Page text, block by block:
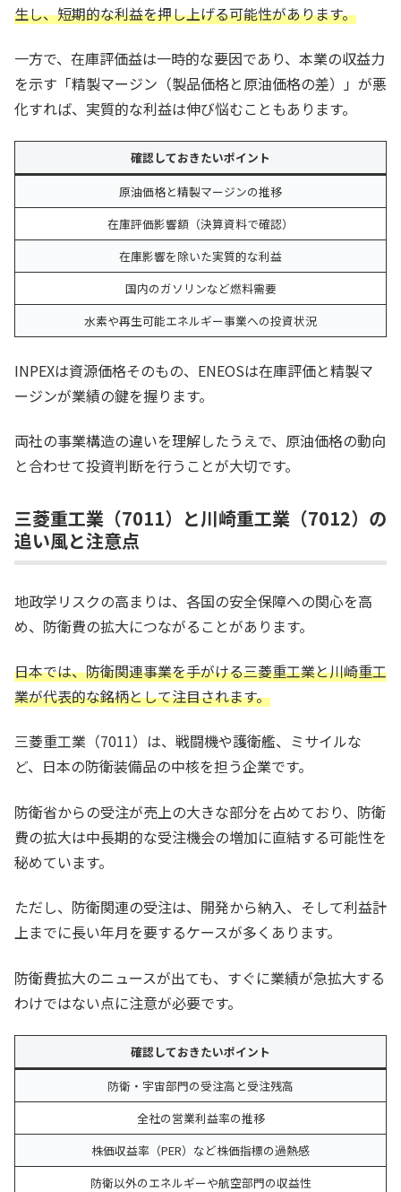
生し、短期的な利益を押し上げる可能性があります。
一方で、在庫評価益は一時的な要因であり、本業の収益力
を示す「精製マージン（製品価格と原油価格の差）」が悪
化すれば、実質的な利益は伸び悩むこともあります。
確認しておきたいポイント
原油価格と精製マージンの推移
在庫評価影響額（決算資料で確認）
在庫影響を除いた実質的な利益
国内のガソリンなど燃料需要
水素や再生可能エネルギー事業への投資状況
INPEXは資源価格そのもの、ENEOSは在庫評価と精製マ
ージンが業績の鍵を握ります。
両社の事業構造の違いを理解したうえで、原油価格の動向
と合わせて投資判断を行うことが大切です。
三菱重工業（7011）と川崎重工業（7012）の
追い風と注意点
地政学リスクの高まりは、各国の安全保障への関心を高
め、防衛費の拡大につながることがあります。
日本では、防衛関連事業を手がける三菱重工業と川崎重工
業が代表的な銘柄として注目されます。
三菱重工業（7011）は、戦闘機や護衛艦、ミサイルな
ど、日本の防衛装備品の中核を担う企業です。
防衛省からの受注が売上の大きな部分を占めており、防衛
費の拡大は中長期的な受注機会の増加に直結する可能性を
秘めています。
ただし、防衛関連の受注は、開発から納入、そして利益計
上までに長い年月を要するケースが多くあります。
防衛費拡大のニュースが出ても、すぐに業績が急拡大する
わけではない点に注意が必要です。
確認しておきたいポイント
防衛・宇宙部門の受注高と受注残高
全社の営業利益率の推移
株価収益率（PER）など株価指標の過熱感
防衛以外のエネルギーや航空部門の収益性